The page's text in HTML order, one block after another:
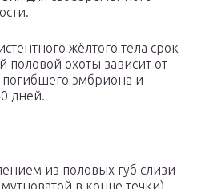
жёлтого тела срок
половой охоты зависит от
погибшего эмбриона и
дней.
из половых губ слизи
в конце течки).